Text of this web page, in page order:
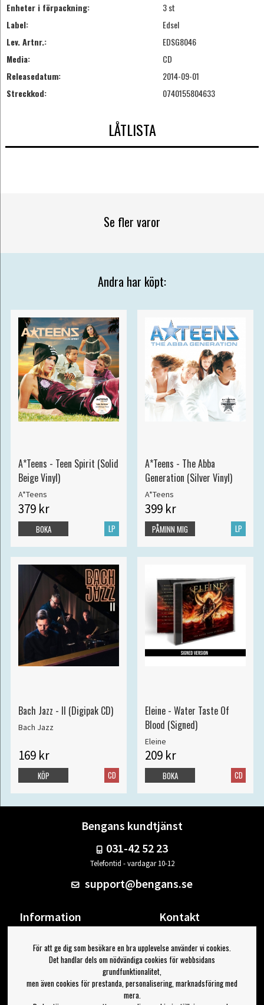
Enheter i förpackning:
3 st
Label:
Edsel
Lev. Artnr.:
EDSG8046
Media:
CD
Releasedatum:
2014-09-01
Streckkod:
0740155804633
LÅTLISTA
Se fler varor
Andra har köpt:
A*Teens - Teen Spirit (Solid
Beige Vinyl)
A*Teens
379 kr
LP
BOKA
A*Teens - The Abba
Generation (Silver Vinyl)
A*Teens
399 kr
LP
PÅMINN MIG
Bach Jazz - II (Digipak CD)
Bach Jazz
169 kr
CD
KÖP
Eleine - Water Taste Of
Blood (Signed)
Eleine
209 kr
CD
BOKA
Bengans kundtjänst
031-42 52 23
Telefontid - vardagar 10-12
support@bengans.se
Information
Om Bengans
FAQ / Köp- & Leveransvillkor
Kontakt
Din sida
Logga ut
Jag vill ha tips från Bengans
För att ge dig som besökare en bra upplevelse använder vi cookies.
Det handlar dels om nödvändiga cookies för webbsidans
grundfunktionalitet,
men även cookies för prestanda, personalisering, marknadsföring med
mera.